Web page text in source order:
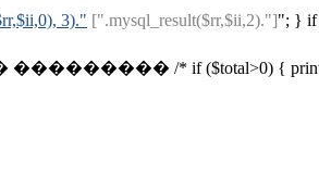
3)." [".mysql_result($rr,$ii,2)."]"; }
/* if ($total>0) {